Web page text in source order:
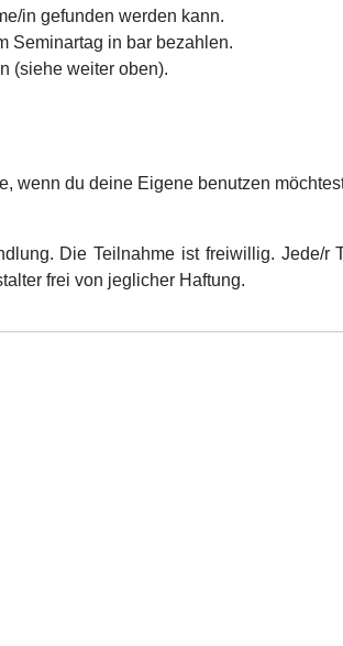
in gefunden werden kann.
Seminartag in bar bezahlen.
(siehe weiter oben).
wenn du deine Eigene benutzen
Die Teilnahme ist freiwillig. Jede/r
frei von jeglicher Haftung.